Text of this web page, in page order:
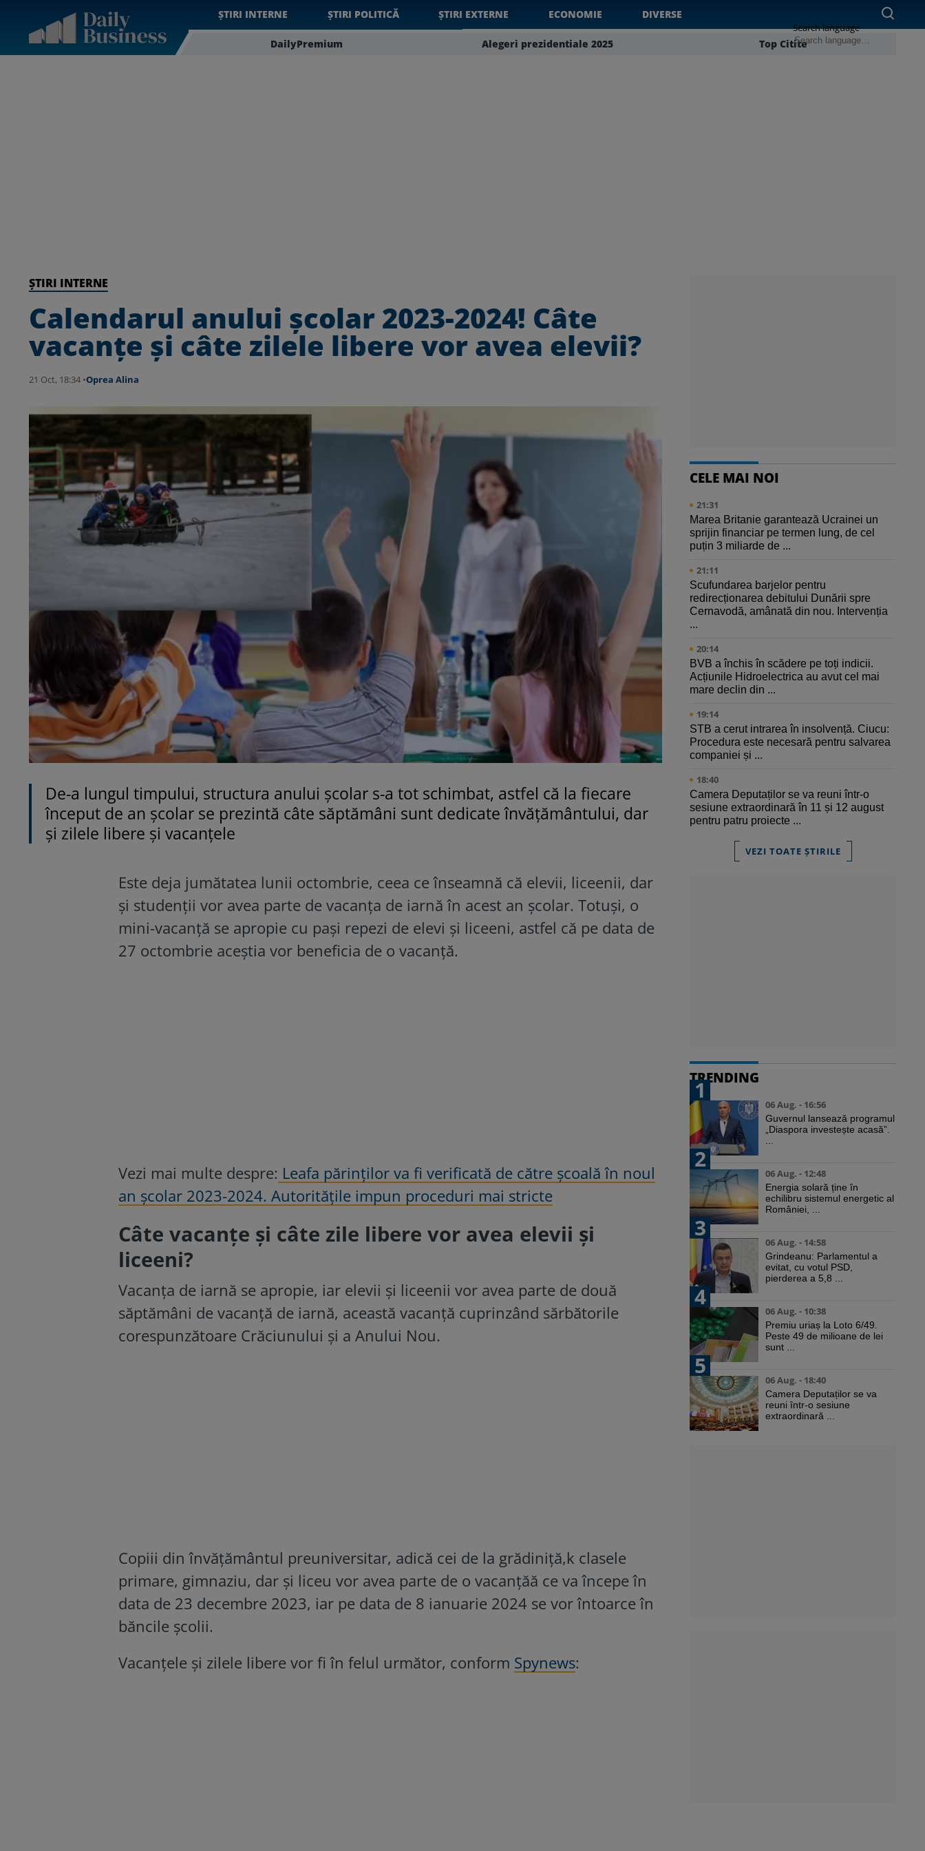
ȘTIRI INTERNE ȘTIRI POLITICĂ ȘTIRI EXTERNE ECONOMIE DIVERSE
DailyPremium Alegeri prezidentiale 2025 Top Citite
Search language
ȘTIRI INTERNE
Calendarul anului școlar 2023-2024! Câte
vacanțe și câte zilele libere vor avea elevii?
21 Oct, 18:34 •Oprea Alina
De-a lungul timpului, structura anului școlar s-a tot schimbat, astfel că la fiecare
început de an școlar se prezintă câte săptămâni sunt dedicate învățământului, dar
și zilele libere și vacanțele
Este deja jumătatea lunii octombrie, ceea ce înseamnă că elevii, liceenii, dar
și studenții vor avea parte de vacanța de iarnă în acest an școlar. Totuși, o
mini-vacanță se apropie cu pași repezi de elevi și liceeni, astfel că pe data de
27 octombrie aceștia vor beneficia de o vacanță.
Vezi mai multe despre: Leafa părinților va fi verificată de către școală în noul
an școlar 2023-2024. Autoritățile impun proceduri mai stricte
Câte vacanțe și câte zile libere vor avea elevii și
liceeni?
Vacanța de iarnă se apropie, iar elevii și liceenii vor avea parte de două
săptămâni de vacanță de iarnă, această vacanță cuprinzând sărbătorile
corespunzătoare Crăciunului și a Anului Nou.
Copiii din învățământul preuniversitar, adică cei de la grădiniță,k clasele
primare, gimnaziu, dar și liceu vor avea parte de o vacanțăă ce va începe în
data de 23 decembre 2023, iar pe data de 8 ianuarie 2024 se vor întoarce în
băncile școlii.
Vacanțele și zilele libere vor fi în felul următor, conform Spynews:
CELE MAI NOI
21:31
Marea Britanie garantează Ucrainei un
sprijin financiar pe termen lung, de cel
puțin 3 miliarde de ...
21:11
Scufundarea barjelor pentru
redirecționarea debitului Dunării spre
Cernavodă, amânată din nou. Intervenția
...
20:14
BVB a închis în scădere pe toți indicii.
Acțiunile Hidroelectrica au avut cel mai
mare declin din ...
19:14
STB a cerut intrarea în insolvență. Ciucu:
Procedura este necesară pentru salvarea
companiei și ...
18:40
Camera Deputaților se va reuni într-o
sesiune extraordinară în 11 și 12 august
pentru patru proiecte ...
VEZI TOATE ȘTIRILE
TRENDING
1
06 Aug. - 16:56
Guvernul lansează programul
„Diaspora investește acasă”.
2
06 Aug. - 12:48
Energia solară ține în
echilibru sistemul energetic al
României, ...
3
06 Aug. - 14:58
Grindeanu: Parlamentul a
evitat, cu votul PSD,
pierderea a 5,8 ...
4
06 Aug. - 10:38
Premiu uriaș la Loto 6/49.
Peste 49 de milioane de lei
sunt ...
5
06 Aug. - 18:40
Camera Deputaților se va
reuni într-o sesiune
extraordinară ...